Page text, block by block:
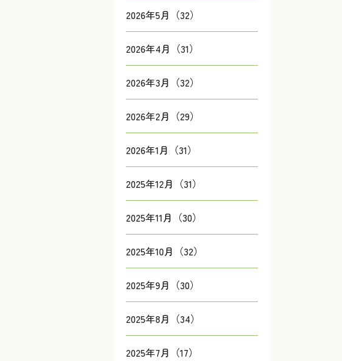
2026年5月（32）
2026年4月（31）
2026年3月（32）
2026年2月（29）
2026年1月（31）
2025年12月（31）
2025年11月（30）
2025年10月（32）
2025年9月（30）
2025年8月（34）
2025年7月（17）